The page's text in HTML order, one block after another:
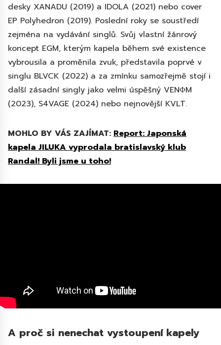
desky XANADU (2019) a IDOLA (2021) nebo cover
EP Polyhedron (2019). Poslední roky se soustředí
zejména na vydávání singlů. Svůj vlastní žánrový
koncept EGM, kterým kapela během své existence
vybrousila a proměnila zvuk, představila poprvé v
singlu BLVCK (2022) a za zmínku samozřejmě stojí i
další zásadní singly jako velmi úspěšný VENΦM
(2023), S4VAGE (2024) nebo nejnovější KVLT.
MOHLO BY VÁS ZAJÍMAT: Report: Japonská
kapela JILUKA vyprodala bratislavský klub
Randal! Byli jsme u toho!
A proč si nenechat vystoupení kapely